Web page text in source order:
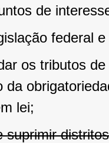
de
federal
os tributos
da
lei;
suprimir